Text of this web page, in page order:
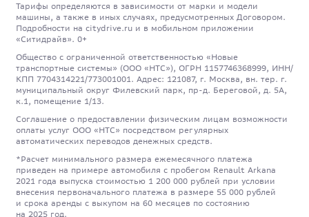
Тарифы определяются в зависимости от марки и модели
машины, а также в иных случаях, предусмотренных Договором.
Подробности на citydrive.ru и в мобильном приложении
«Ситидрайв». 0+
Общество с ограниченной ответственностью «Новые
транспортные системы» (ООО «НТС»), ОГРН 1157746368999, ИНН/
КПП 7704314221/773001001. Адрес: 121087, г. Москва, вн. тер. г.
муниципальный округ Филевский парк, пр-д. Береговой, д. 5А,
к.1, помещение 1/13.
Соглашение о предоставлении физическим лицам возможности
оплаты услуг ООО «НТС» посредством регулярных
автоматических переводов денежных средств.
*Расчет минимального размера ежемесячного платежа
приведен на примере автомобиля с пробегом Renault Arkana
2021 года выпуска стоимостью 1 200 000 рублей при условии
внесения первоначального платежа в размере 55 000 рублей
и срока аренды с выкупом на 60 месяцев по состоянию
на 2025 год.